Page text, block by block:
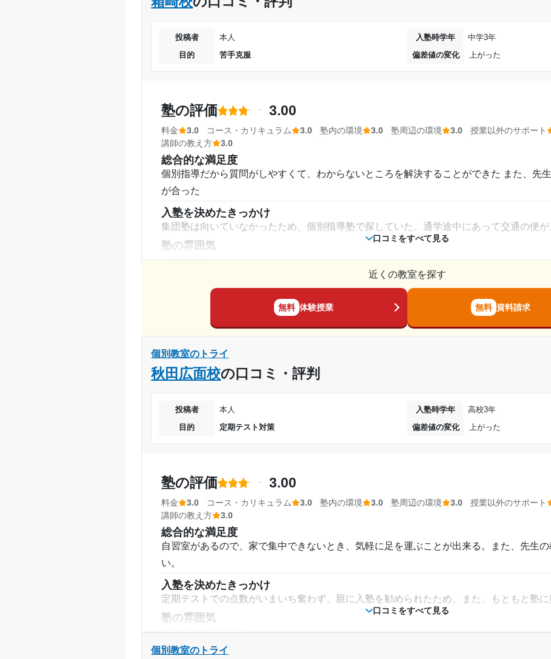
コース・カリキュラム
正月や年末にある特訓コースというものに参加した際には短期間でみっちり学力を身につ
自分に合った先生を担当につけてもらえた。担当教員は科目指導のみではなく、進路相談
応してくれた。
塾内の環境
コピー機あり、教材も豊富にあります。自習スペースもとても広く、多くの塾生が自習し
るので、モチベーションを維持できる。
塾周辺の環境
教室はとても綺麗で、エアコンなどの気温も適温である。駅ビル内でコンビニやトイレも
自習するためにもとてもいい環境であった。
授業以外のサポート
教室長、担当教員が寄り添って話を聞いてくれた。
2020年10月〜2022年2月(1年5ヶ月)
入塾時の学年
受講コース
通塾頻度
目的の達成度 達成
目的の達成理由
ことができたので、達成されたと思う。
志望校と合格状況
個別教室のトライ 水戸
口コミをすべて見る
投稿者 本人 入塾時学年
中学3年
目的
苦手克服 偏差値の変化 上がった
塾の評価 3.00
料金 3.0 コース・カリキュラム 3.0 塾内の環境 3.0 塾周辺の環境 3.0 授業以外のサポート
講師の教え方
3.0
総合的な満足度
個別指導だから質問がしやすくて、わからないところを解決することができた また、先
が合った
入塾を決めたきっかけ
集団塾は向いていなかったため、個別指導塾で探していた。通学途中にあって交通の便が
塾の雰囲気
料金についてはあまり分からないが、両親からは高いと言われていた。今考えるとたしか
プロ講師か大学生の講師か選べた。学校の授業について行くための塾であれば、別に大学
講師の教え方
大学生の先生だったため、先生が分からない問題も時々あったが、その都度解決しようと
特に広いわけでもなく、トイレが古かった。便座も冷たく、あまりお金をかけてない感じ
塾周辺の環境
授業以外でのコミュニケーションはほとんどなく、塾長とたまに話すぐらいだった。長期
取るための面談があった。
利用詳細
通塾期間
受講コース
通塾頻度
1日あたりの授業時間
近くの教室を探す
無料 体験授業 無料 資料請求
口コミをすべて見る
個別教室のトライ
秋田広面校の口コミ・評判
投稿者 本人 入塾時学年
高校3年
目的
定期テスト対策 偏差値の変化 上がった
塾の評価 3.00
料金 3.0 コース・カリキュラム 3.0 塾内の環境 3.0 塾周辺の環境 3.0 授業以外のサポート
講師の教え方
3.0
総合的な満足度
自習室があるので、家で集中できないとき、気軽に足を運ぶことが出来る。また、先生
い。
入塾を決めたきっかけ
定期テストでの点数がいまいち奮わず、親に入塾を勧められたため。また、もともと塾
塾の雰囲気
料金
個別教室のトライ